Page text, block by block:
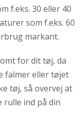
f.eks. 30 eller 40
som f.eks. 60
markant.
for dit tøj, da
falmer eller tøjet
tøj, så overvej at
ind på din